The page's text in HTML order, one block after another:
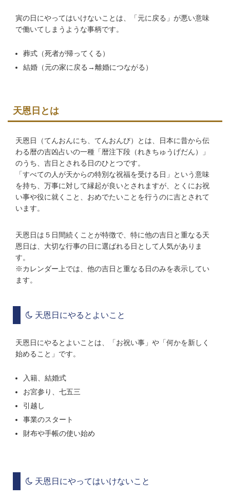
寅の日にやってはいけないことは、「元に戻る」が悪い意味
で働いてしまうような事柄です。
葬式（死者が帰ってくる）
結婚（元の家に戻る→離婚につながる）
天恩日とは
天恩日（てんおんにち、てんおんび）とは、日本に昔から伝
わる暦の吉凶占いの一種「暦注下段（れきちゅうげだん）」
のうち、吉日とされる日のひとつです。
「すべての人が天からの特別な祝福を受ける日」という意味
を持ち、万事に対して縁起が良いとされますが、とくにお祝
い事や役に就くこと、おめでたいことを行うのに吉とされて
います。
天恩日は５日間続くことが特徴で、特に他の吉日と重なる天
恩日は、大切な行事の日に選ばれる日として人気がありま
す。
※カレンダー上では、他の吉日と重なる日のみを表示してい
ます。
天恩日にやるとよいこと
天恩日にやるとよいことは、「お祝い事」や「何かを新しく
始めること」です。
入籍、結婚式
お宮参り、七五三
引越し
事業のスタート
財布や手帳の使い始め
天恩日にやってはいけないこと